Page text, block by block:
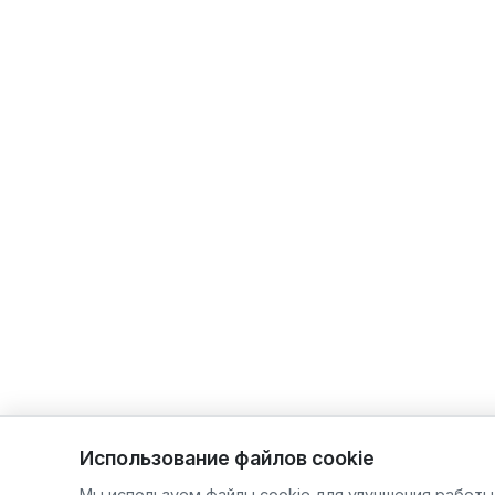
Использование файлов cookie